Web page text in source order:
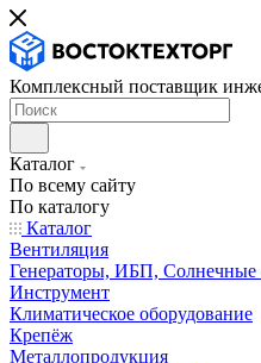
Комплексный поставщик
Каталог
По всему сайту
По каталогу
Каталог
Вентиляция
Генераторы, ИБП, Солнечные
Инструмент
Климатическое оборудование
Крепёж
Металлопродукция